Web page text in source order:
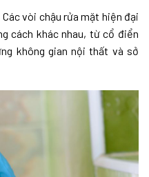
vòi chậu rửa mặt hiện đại
cách khác nhau, từ cổ điển
không gian nội thất và sở